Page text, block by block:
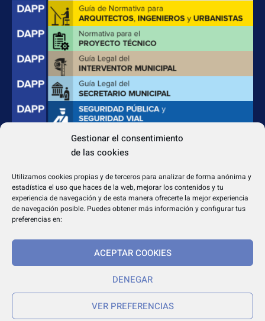
Gestionar el consentimiento
de las cookies
Utilizamos cookies propias y de terceros para analizar de forma anónima y
estadística el uso que haces de la web, mejorar los contenidos y tu
experiencia de navegación y de esta manera ofrecerte la mejor experiencia
de navegación posible. Puedes obtener más información y configurar tus
preferencias en:
ACEPTAR COOKIES
DENEGAR
VER PREFERENCIAS
dapp@dappeditorial.es
TEXTOS LEGALES
Política de cookies
Política de privacidad